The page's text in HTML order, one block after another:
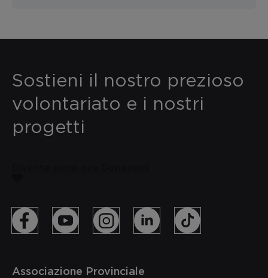
Sostieni il nostro prezioso
volontariato e i nostri
progetti
Associazione Provinciale